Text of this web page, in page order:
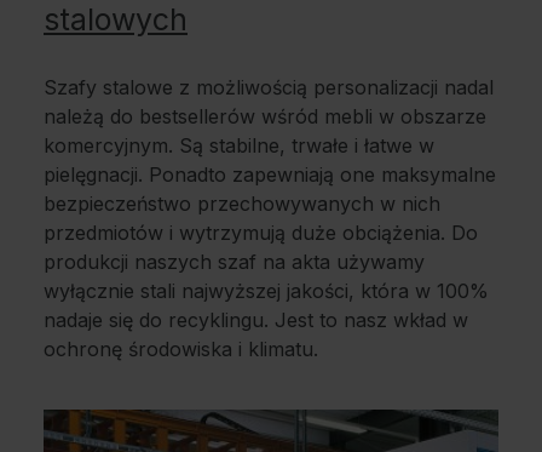
stalowych
Szafy stalowe z możliwością personalizacji nadal
należą do bestsellerów wśród mebli w obszarze
komercyjnym. Są stabilne, trwałe i łatwe w
pielęgnacji. Ponadto zapewniają one maksymalne
bezpieczeństwo przechowywanych w nich
przedmiotów i wytrzymują duże obciążenia. Do
produkcji naszych szaf na akta używamy
wyłącznie stali najwyższej jakości, która w 100%
nadaje się do recyklingu. Jest to nasz wkład w
ochronę środowiska i klimatu.